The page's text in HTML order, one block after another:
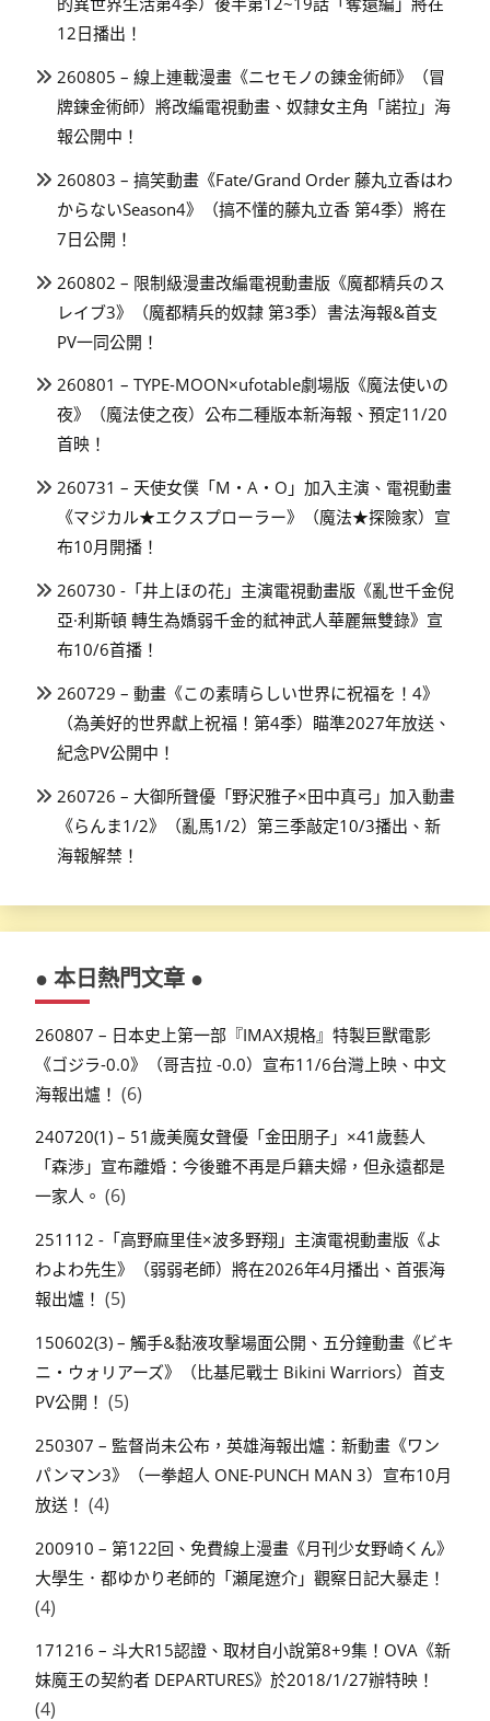
12日播出！
260805 – 線上連載漫畫《ニセモノの錬金術師》（冒
牌鍊金術師）將改編電視動畫、奴隸女主角「諾拉」海
報公開中！
260803 – 搞笑動畫《Fate/Grand Order 藤丸立香はわ
からないSeason4》（搞不懂的藤丸立香 第4季）將在
7日公開！
260802 – 限制級漫畫改編電視動畫版《魔都精兵のス
レイブ3》（魔都精兵的奴隸 第3季）書法海報&首支
PV一同公開！
260801 – TYPE-MOON×ufotable劇場版《魔法使いの
夜》（魔法使之夜）公布二種版本新海報、預定11/20
首映！
260731 – 天使女僕「M・A・O」加入主演、電視動畫
《マジカル★エクスプローラー》（魔法★探險家）宣
布10月開播！
260730 -「井上ほの花」主演電視動畫版《亂世千金倪
亞·利斯頓 轉生為嬌弱千金的弒神武人華麗無雙錄》宣
布10/6首播！
260729 – 動畫《この素晴らしい世界に祝福を！4》
（為美好的世界獻上祝福！第4季）瞄準2027年放送、
紀念PV公開中！
260726 – 大御所聲優「野沢雅子×田中真弓」加入動畫
《らんま1/2》（亂馬1/2）第三季敲定10/3播出、新
海報解禁！
● 本日熱門文章 ●
260807 – 日本史上第一部『IMAX規格』特製巨獸電影
《ゴジラ-0.0》（哥吉拉 -0.0）宣布11/6台灣上映、中文
海報出爐！ (6)
240720(1) – 51歲美魔女聲優「金田朋子」×41歲藝人
「森渉」宣布離婚：今後雖不再是戶籍夫婦，但永遠都是
一家人。 (6)
251112 -「高野麻里佳×波多野翔」主演電視動畫版《よ
わよわ先生》（弱弱老師）將在2026年4月播出、首張海
報出爐！ (5)
150602(3) – 觸手&黏液攻擊場面公開、五分鐘動畫《ビキ
ニ・ウォリアーズ》（比基尼戰士 Bikini Warriors）首支
PV公開！ (5)
250307 – 監督尚未公布，英雄海報出爐：新動畫《ワン
パンマン3》（一拳超人 ONE-PUNCH MAN 3）宣布10月
放送！ (4)
200910 – 第122回、免費線上漫畫《月刊少女野崎くん》
大學生．都ゆかり老師的「瀬尾遼介」觀察日記大暴走！
(4)
171216 – 斗大R15認證、取材自小說第8+9集！OVA《新
妹魔王の契約者 DEPARTURES》於2018/1/27辦特映！
(4)